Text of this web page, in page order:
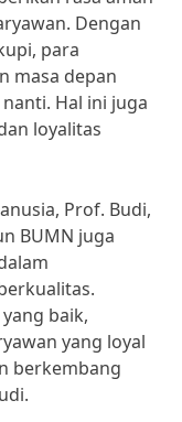
Dengan
para
masa depan
Hal ini juga
loyalitas
Prof. Budi,
BUMN juga
baik,
yang loyal
berkembang